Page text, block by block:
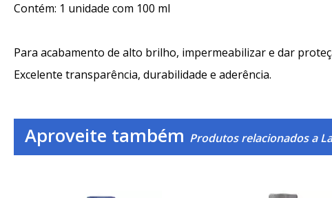
Contém: 1 unidade com 100 ml
Para acabamento de alto brilho, impermeabilizar e dar
Excelente transparência, durabilidade e aderência.
Aproveite também Produtos relacionados a